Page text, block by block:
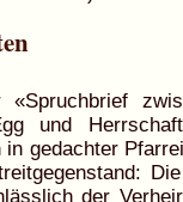
«Spruchbrief
und
in gedachter
der